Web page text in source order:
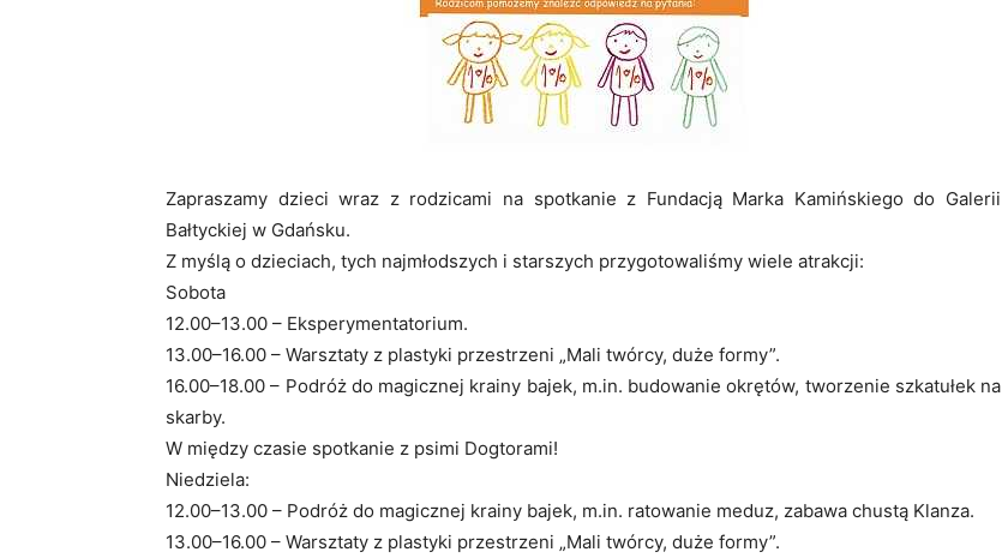
Zapraszamy dzieci wraz z rodzicami na spotkanie z Fundacją Marka Kamińskiego do Galerii
Bałtyckiej w Gdańsku.
Z myślą o dzieciach, tych najmłodszych i starszych przygotowaliśmy wiele atrakcji:
Sobota
12.00–13.00 – Eksperymentatorium.
13.00–16.00 – Warsztaty z plastyki przestrzeni „Mali twórcy, duże formy”.
16.00–18.00 – Podróż do magicznej krainy bajek, m.in. budowanie okrętów, tworzenie szkatułek na
skarby.
W między czasie spotkanie z psimi Dogtorami!
Niedziela:
12.00–13.00 – Podróż do magicznej krainy bajek, m.in. ratowanie meduz, zabawa chustą Klanza.
13.00–16.00 – Warsztaty z plastyki przestrzeni „Mali twórcy, duże formy”.